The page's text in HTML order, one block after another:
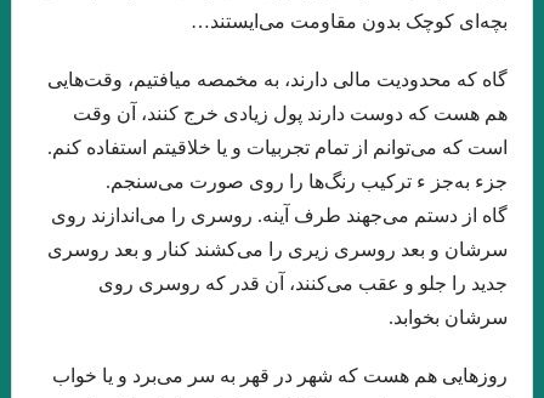
یقینی با قلم: فریبا چلبی‌یانی
نگاهی فلسفی به داستان کوتاه “نقاشی ماریا” نوشته ی “میترا داور”.
جواد اسحاقیان. قسمت نهم
“آکواریوم شماره ی چهار” از “میترا داور” قسمت هشتم . جواد
اسحاقیان
.خوانش روان شناختی مجموعه داستان “زنانی که زنده اند” نوشته ی
بچه‌ای کوچک بدون مقاومت می‌ایستند…
گاه که محدودیت مالی دارند، به مخمصه میافتیم، وقت‌هایی
هم هست که دوست دارند پول زیادی خرج کنند، آن وقت
است که می‌توانم از تمام تجربیات و یا خلاقیتم استفاده کنم.
جزء به‌جز ء ترکیب رنگ‌ها را روی صورت می‌سنجم.
گاه از دستم می‌جهند طرف آینه. روسری را می‌اندازند روی
سرشان و بعد روسری زیری را می‌کشند کنار و بعد روسری
جدید را جلو و عقب می‌کنند، آن قدر که روسری روی
سرشان بخوابد.
روزهایی هم هست که شهر در قهر به سر می‌برد و یا خواب